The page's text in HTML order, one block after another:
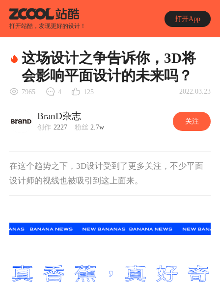
打开站酷，发现更好的设计！
打开App
这场设计之争告诉你，3D将
会影响平面设计的未来吗？
7965 4 125 2022.03.23
BranD杂志
创作 2227 粉丝 2.7w
关注
在这个趋势之下，3D设计受到了更多关注，不少平面
设计师的视线也被吸引到这上面来。